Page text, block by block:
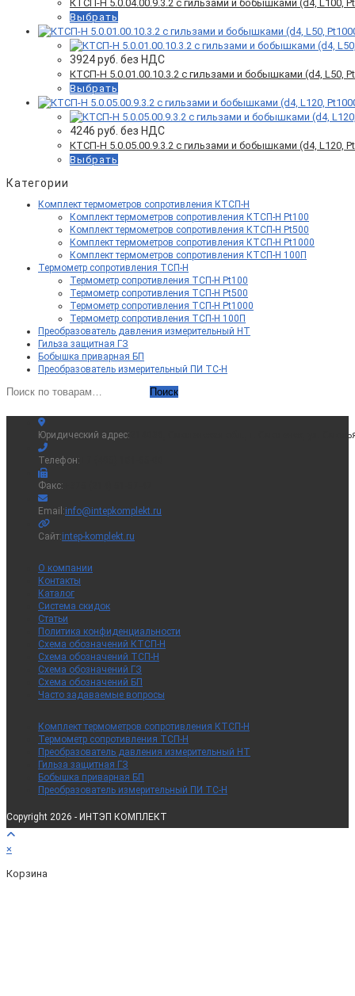
КТСП-Н 5.0.04.00.9.3.2 с гильзами и бобышками (d4, L100,
Выбрать
3924руб. без НДС
КТСП-Н 5.0.01.00.10.3.2 с гильзами и бобышками (d4, L50,
Выбрать
4246 руб. без НДС
КТСП-Н 5.0.05.00.9.3.2 с гильзами и бобышками (d4, L120,
Выбрать
Категории
Комплект термометров сопротивления КТСП-Н
Комплект термометров сопротивления КТСП-Н Pt100
Комплект термометров сопротивления КТСП-Н Pt500
Комплект термометров сопротивления КТСП-Н Pt1000
Комплект термометров сопротивления КТСП-Н 100П
Термометр сопротивления ТСП-Н
Термометр сопротивления ТСП-Н Pt100
Термометр сопротивления ТСП-Н Pt500
Термометр сопротивления ТСП-Н Pt1000
Термометр сопротивления ТСП-Н 100П
Преобразователь давления измерительный НТ
Гильза защитная ГЗ
Бобышка приварная БП
Преобразователь измерительный ПИ ТС-Н
Искать:
Поиск
Юридический адрес: 214036, Смоленская обл., г. Смоленск, ул.
Телефон:
Факс:
Email:info@intepkomplekt.ru
Сайт:intep-komplekt.ru
О компании
Контакты
Каталог
Система скидок
Статьи
Политика конфиденциальности
Схема обозначений КТСП-Н
Схема обозначений ТСП-Н
Схема обозначений ГЗ
Схема обозначений БП
Часто задаваемые вопросы
Комплект термометров сопротивления КТСП-Н
Термометр сопротивления ТСП-Н
Преобразователь давления измерительный НТ
Гильза защитная ГЗ
Бобышка приварная БП
Преобразователь измерительный ПИ ТС-Н
Copyright 2026 - ИНТЭП КОМПЛЕКТ
×
Корзина